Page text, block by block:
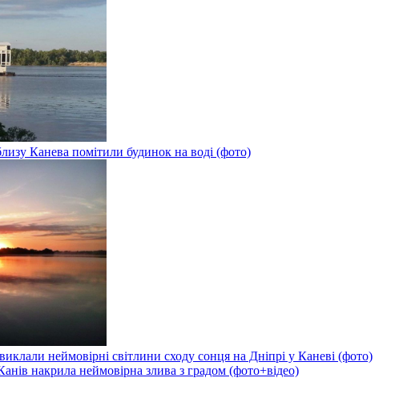
Канева помітили будинок на воді (фото)
неймовірні світлини сходу сонця на Дніпрі у Каневі (фото)
накрила неймовірна злива з градом (фото+відео)